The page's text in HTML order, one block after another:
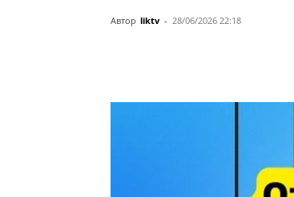
Автор liktv - 28/06/2026 22:18